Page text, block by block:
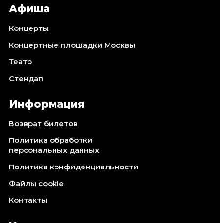
Афиша
Концерты
Концертные площадки Москвы
Театр
Стендап
Информация
Возврат билетов
Политика обработки
персональных данных
Политика конфиденциальности
Файлы cookie
Контакты